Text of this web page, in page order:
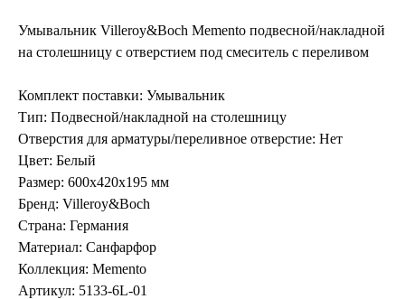
Умывальник Villeroy&Boch Memento подвесной/накладной
на столешницу с отверстием под смеситель с переливом
Комплект поставки: Умывальник
Тип: Подвесной/накладной на столешницу
Отверстия для арматуры/переливное отверстие: Нет
Цвет: Белый
Размер: 600х420х195 мм
Бренд: Villeroy&Boch
Страна: Германия
Материал: Санфарфор
Коллекция: Memento
Артикул: 5133-6L-01